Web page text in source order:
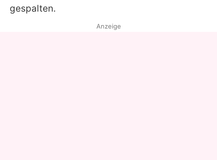
Utiq verwalten
gespalten.
Anzeige